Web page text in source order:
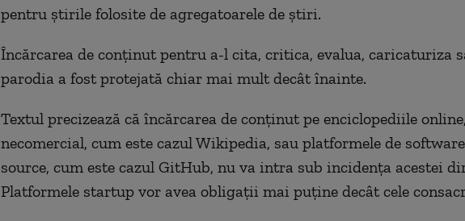
pentru ştirile folosite de agregatoarele de ştiri.
Încărcarea de conţinut pentru a-l cita, critica, evalua, caricaturiza
parodia a fost protejată chiar mai mult decât înainte.
Textul precizează că încărcarea de conţinut pe enciclopediile
necomercial, cum este cazul Wikipedia, sau platformele de
source, cum este cazul GitHub, nu va intra sub incidenţa acestei
Platformele startup vor avea obligaţii mai puţine decât cele